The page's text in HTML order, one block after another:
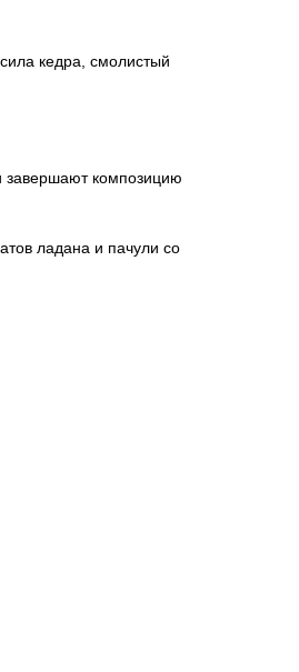
кедра, смолистый
завершают композицию
ладана и пачули со